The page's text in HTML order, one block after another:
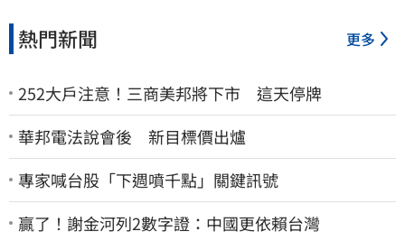
熱門新聞 更多
252大戶注意！三商美邦將下市 這天停牌
華邦電法說會後 新目標價出爐
專家喊台股「下週噴千點」關鍵訊號
贏了！謝金河列2數字證：中國更依賴台灣